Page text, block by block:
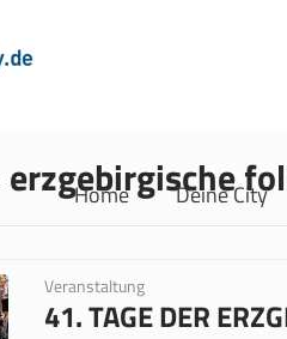
Home Deine City
erzgebirgische
Veranstaltung
41. TAGE DER